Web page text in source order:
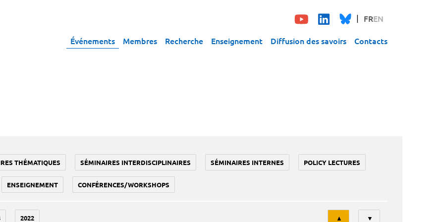
FREN
Événements Membres Recherche Enseignement Diffusion des savoirs Contacts
THÉMATIQUES SÉMINAIRES INTERDISCIPLINAIRES SÉMINAIRES INTERNES POLICY LECTURES
ENSEIGNEMENT CONFÉRENCES/WORKSHOPS
2022
Tri
▲ ▼